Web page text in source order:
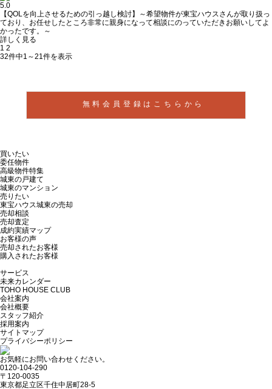
5.0
【QOLを向上させるための引っ越し検討】～希望物件が東宝ハウスさんが取り扱っ
ており、お任せしたところ非常に親身になって相談にのっていただきお願いしてよ
かったです。～
詳しく見る
1 2
32件中1～21 件を表示
無料会員登録はこちらから
買いたい
委任物件
高級物件特集
城東の戸建て
城東のマンション
売りたい
東宝ハウス城東の売却
売却相談
売却査定
成約実績マップ
お客様の声
売却されたお客様
購入されたお客様
サービス
未来カレンダー
TOHO HOUSE CLUB
会社案内
会社概要
スタッフ紹介
採用案内
サイトマップ
プライバシーポリシー
お気軽にお問い合わせください。
0120-104-290
〒120-0035
東京都足立区千住中居町28-5